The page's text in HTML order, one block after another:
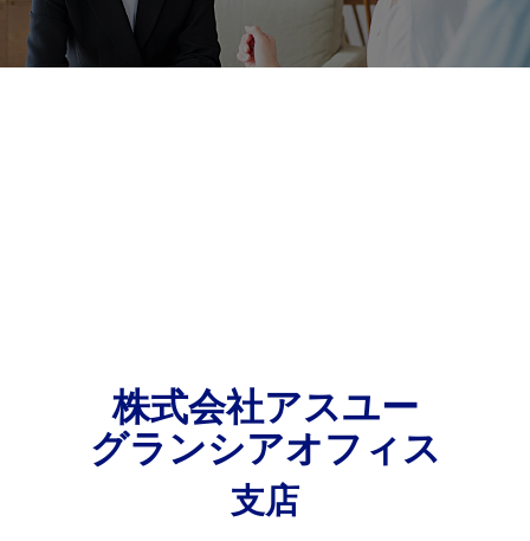
株式会社アスユー
グランシアオフィス
⽀店